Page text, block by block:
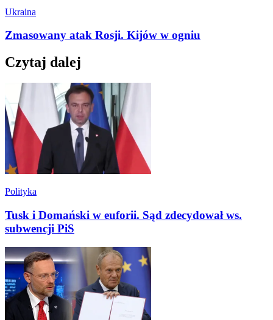
Ukraina
Zmasowany atak Rosji. Kijów w ogniu
Czytaj dalej
Polityka
Tusk i Domański w euforii. Sąd zdecydował ws.
subwencji PiS